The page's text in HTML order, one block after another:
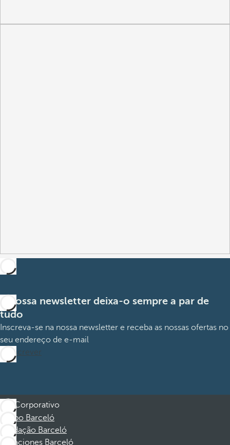
A nossa newsletter deixa-o sempre a par de
tudo
Inscreva-se na nossa newsletter e receba as nossas ofertas no
seu endereço de e-mail
Subscrever
Corporativo
Grupo Barceló
Fundação Barceló
Vacaciones Barceló